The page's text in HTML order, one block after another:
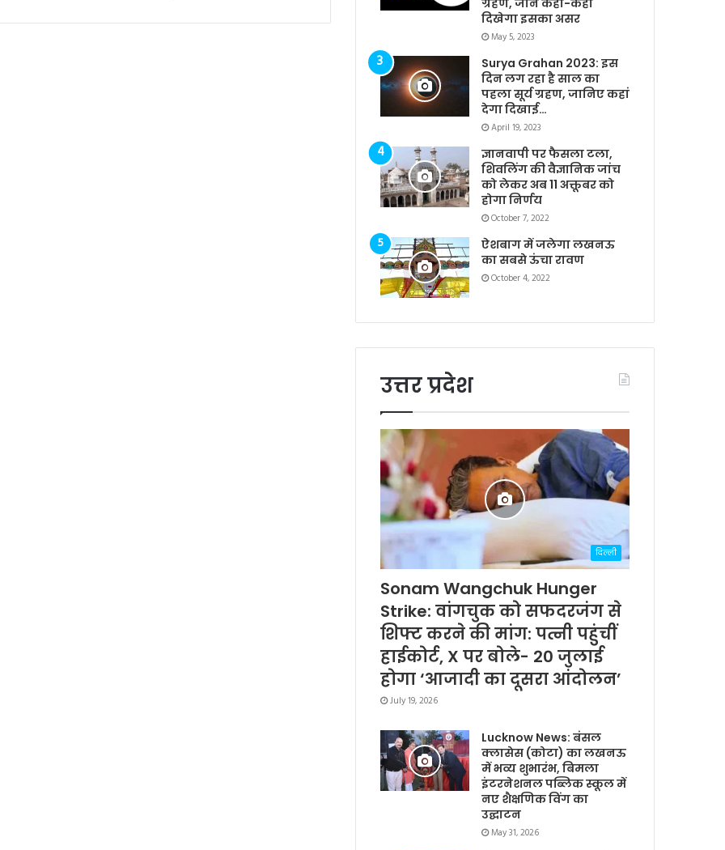
दिखेगा इसका असर
May 5, 2023
Surya Grahan 2023: इस
दिन लग रहा है साल का
पहला सूर्य ग्रहण, जानिए कहां
देगा दिखाई…
April 19, 2023
ज्ञानवापी पर फैसला टला,
शिवलिंग की वैज्ञानिक जांच
को लेकर अब 11 अक्तूबर को
होगा निर्णय
October 7, 2022
ऐशबाग में जलेगा लखनऊ
का सबसे ऊंचा रावण
October 4, 2022
उत्तर प्रदेश
दिल्ली
Sonam Wangchuk Hunger
Strike: वांगचुक को सफदरजंग से
शिफ्ट करने की मांग: पत्नी पहुंचीं
हाईकोर्ट, X पर बोले- 20 जुलाई
होगा ‘आजादी का दूसरा आंदोलन’
July 19, 2026
Lucknow News: बंसल
क्लासेस (कोटा) का लखनऊ
में भव्य शुभारंभ, बिमला
इंटरनेशनल पब्लिक स्कूल में
नए शैक्षणिक विंग का
उद्घाटन
May 31, 2026